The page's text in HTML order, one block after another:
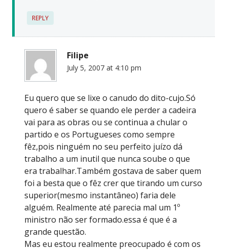
REPLY
Filipe
July 5, 2007 at 4:10 pm
Eu quero que se lixe o canudo do dito-cujo.Só
quero é saber se quando ele perder a cadeira
vai para as obras ou se continua a chular o
partido e os Portugueses como sempre
fêz,pois ninguém no seu perfeito juízo dá
trabalho a um inutil que nunca soube o que
era trabalhar.Também gostava de saber quem
foi a besta que o fêz crer que tirando um curso
superior(mesmo instantâneo) faria dele
alguém. Realmente até parecia mal um 1º
ministro não ser formado.essa é que é a
grande questão.
Mas eu estou realmente preocupado é com os